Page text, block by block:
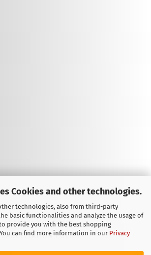
Cookies and other technologies.
technologies, also from third-party
basic functionalities and analyze the usage of
provide you with the best shopping
can find more information in our Privacy
CANCEL CONTRACT
CANCELLATION POLICY